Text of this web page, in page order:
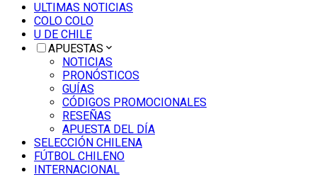
ULTIMAS NOTICIAS
COLO COLO
U DE CHILE
APUESTAS
NOTICIAS
PRONÓSTICOS
GUÍAS
CÓDIGOS PROMOCIONALES
RESEÑAS
APUESTA DEL DÍA
SELECCIÓN CHILENA
FÚTBOL CHILENO
INTERNACIONAL